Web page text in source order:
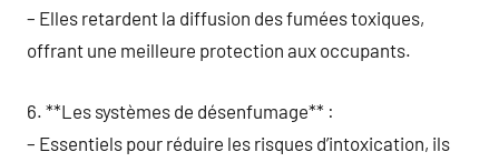
– Elles retardent la diffusion des fumées toxiques,
offrant une meilleure protection aux occupants.
6. **Les systèmes de désenfumage** :
– Essentiels pour réduire les risques d’intoxication, ils